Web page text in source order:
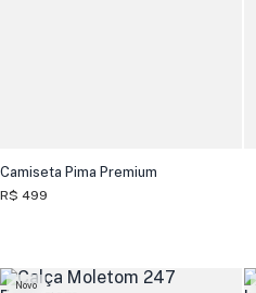
Camiseta Pima Premium
R$ 499
Novo